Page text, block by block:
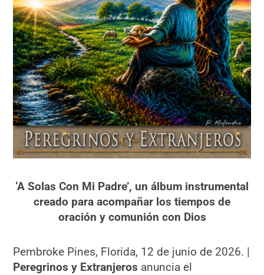
‘A Solas Con Mi Padre’, un álbum instrumental
creado para acompañar los tiempos de
oración y comunión con Dios
Pembroke Pines, Florida, 12 de junio de 2026. |
Peregrinos y Extranjeros anuncia el